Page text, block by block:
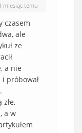
miesiąc temu
czasem
ale
ze
a nie
i próbował
a w